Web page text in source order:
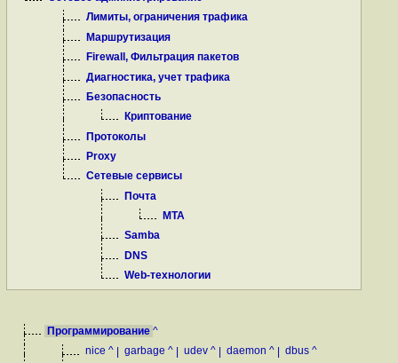
Лимиты, ограничения трафика
Маршрутизация
Firewall, Фильтрация пакетов
Диагностика, учет трафика
Безопасность
Криптование
Протоколы
Proxy
Сетевые сервисы
Почта
MTA
Samba
DNS
Web-технологии
Программирование ^
nice ^ | garbage ^ | udev ^ | daemon ^ | dbus ^